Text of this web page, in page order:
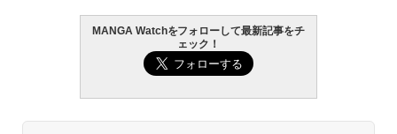
MANGA Watchをフォローして最新記事をチ
ェック！